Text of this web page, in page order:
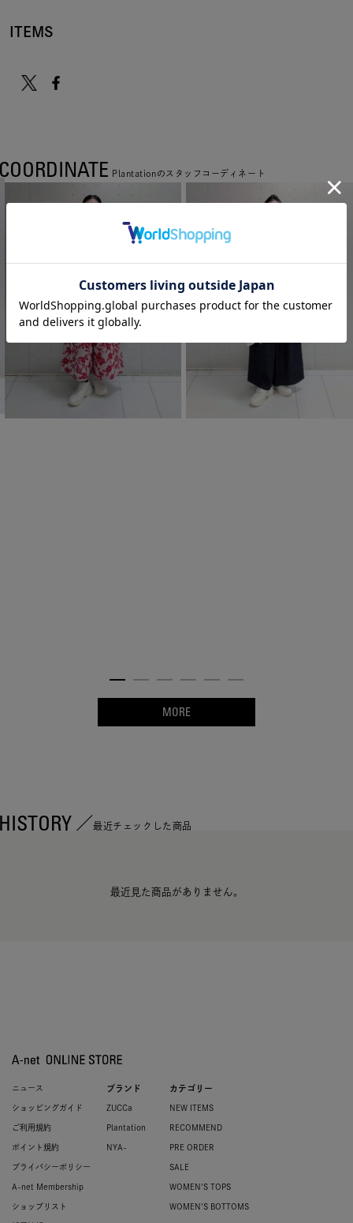
ITEMS
Plantationのスタッフコーディネート
MORE
最近チェックした商品
最近見た商品がありません。
ニュース
ショッピングガイド
ご利用規約
ポイント規約
プライバシーポリシー
A-net Membership
ショップリスト
ブランド
ZUCCa
Plantation
NYA-
カテゴリー
NEW ITEMS
RECOMMEND
PRE ORDER
SALE
WOMEN'S TOPS
WOMEN'S BOTTOMS